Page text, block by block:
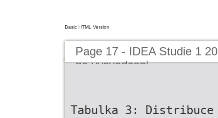
Basic HTML Version
Page 17 - IDEA Studie 1
na vysvedceni
Tabulka 3: Distribuce